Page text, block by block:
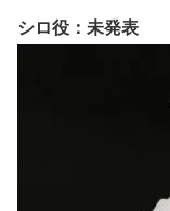
シロ役：未発表